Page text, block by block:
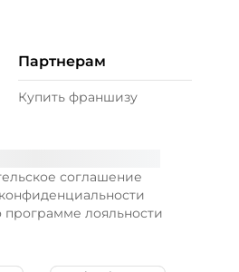
соглашение
лояльности
Партнерам
Купить франшизу